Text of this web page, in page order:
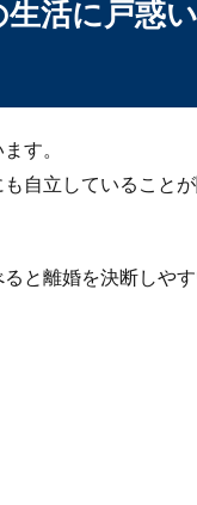
！理由と後悔しないた
は、性格や収入の他に
活に戸惑
す。
自立していること
と離婚を決断しや